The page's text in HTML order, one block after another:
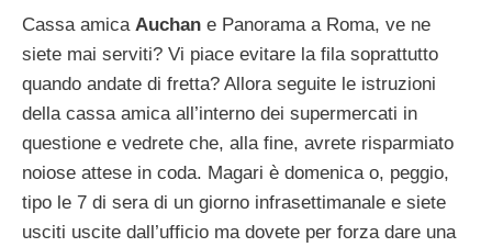
Cassa amica Auchan e Panorama a Roma, ve ne
siete mai serviti? Vi piace evitare la fila soprattutto
quando andate di fretta? Allora seguite le istruzioni
della cassa amica all’interno dei supermercati in
questione e vedrete che, alla fine, avrete risparmiato
noiose attese in coda. Magari è domenica o, peggio,
tipo le 7 di sera di un giorno infrasettimanale e siete
usciti uscite dall’ufficio ma dovete per forza dare una